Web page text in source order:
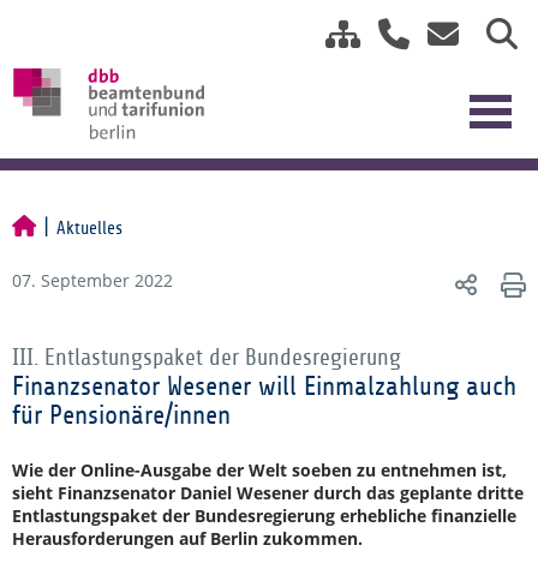
Aktuelles
07. September 2022
III. Entlastungspaket der Bundesregierung
Finanzsenator Wesener will Einmalzahlung auch
für Pensionäre/innen
Wie der Online-Ausgabe der Welt soeben zu entnehmen ist,
sieht Finanzsenator Daniel Wesener durch das geplante dritte
Entlastungspaket der Bundesregierung erhebliche finanzielle
Herausforderungen auf Berlin zukommen.